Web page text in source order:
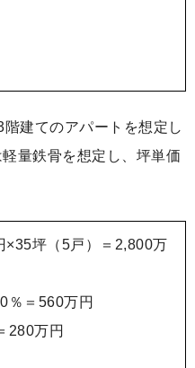
建てのアパートを想定し
量鉄骨を想定し、坪単価
坪（5戸）＝2,800万
％＝560万円
280万円